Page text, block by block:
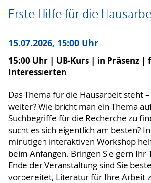
Erste Hilfe für die
15.07.2026, 15:00 Uhr
15:00 Uhr | UB-Kurs | in Präsenz |
Interessierten
Das Thema für die Hausarbeit steht
weiter? Wie bricht man ein Thema
Suchbegriffe für die Recherche zu
sucht es sich eigentlich am besten?
minütigen interaktiven Workshop
beim Anfangen. Bringen Sie gern Ihr
Ende der Veranstaltung sind Sie
vorbereitet, Literatur für Ihre Arbeit